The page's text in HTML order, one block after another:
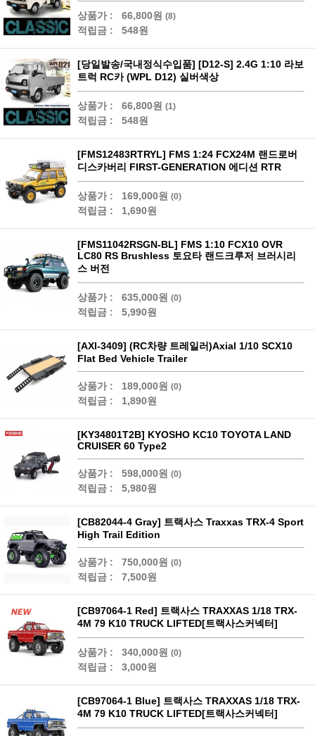
상품가 : 66,800원 (8)
적립금 : 548원
[당일발송/국내정식수입품] [D12-S] 2.4G 1:10 라보
트럭 RC카 (WPL D12) 실버색상
상품가 : 66,800원 (1)
적립금 : 548원
[FMS12483RTRYL] FMS 1:24 FCX24M 랜드로버
디스카버리 FIRST-GENERATION 에디션 RTR
상품가 : 169,000원 (0)
적립금 : 1,690원
[FMS11042RSGN-BL] FMS 1:10 FCX10 OVR
LC80 RS Brushless 토요타 랜드크루저 브러시리
스 버전
상품가 : 635,000원 (0)
적립금 : 5,990원
[AXI-3409] (RC차량 트레일러)Axial 1/10 SCX10
Flat Bed Vehicle Trailer
상품가 : 189,000원 (0)
적립금 : 1,890원
[KY34801T2B] KYOSHO KC10 TOYOTA LAND
CRUISER 60 Type2
상품가 : 598,000원 (0)
적립금 : 5,980원
[CB82044-4 Gray] 트랙사스 Traxxas TRX-4 Sport
High Trail Edition
상품가 : 750,000원 (0)
적립금 : 7,500원
[CB97064-1 Red] 트랙사스 TRAXXAS 1/18 TRX-
4M 79 K10 TRUCK LIFTED[트랙사스커넥터]
상품가 : 340,000원 (0)
적립금 : 3,000원
[CB97064-1 Blue] 트랙사스 TRAXXAS 1/18 TRX-
4M 79 K10 TRUCK LIFTED[트랙사스커넥터]